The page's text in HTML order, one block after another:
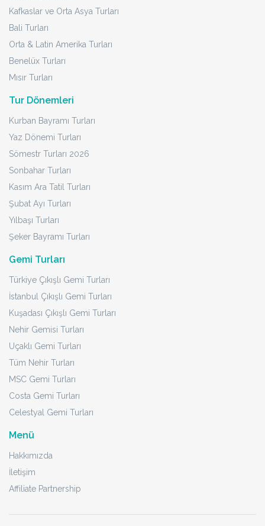
Kafkaslar ve Orta Asya Turları
Bali Turları
Orta & Latin Amerika Turları
Benelüx Turları
Mısır Turları
Tur Dönemleri
Kurban Bayramı Turları
Yaz Dönemi Turları
Sömestr Turları 2026
Sonbahar Turları
Kasım Ara Tatil Turları
Şubat Ayı Turları
Yılbaşı Turları
Şeker Bayramı Turları
Gemi Turları
Türkiye Çıkışlı Gemi Turları
İstanbul Çıkışlı Gemi Turları
Kuşadası Çıkışlı Gemi Turları
Nehir Gemisi Turları
Uçaklı Gemi Turları
Tüm Nehir Turları
MSC Gemi Turları
Costa Gemi Turları
Celestyal Gemi Turları
Menü
Hakkımızda
İletişim
Affiliate Partnership